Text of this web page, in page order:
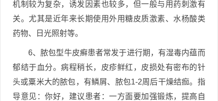
机制较为复杂，诱发因素也较多，但一般与用药刺激有
关。尤其是近年来长期使用外用糖皮质激素、水杨酸类
药物、日光照射等。
6、脓包型牛皮癣患者常发于进行期，有湿毒内蕴而
郁结于血分。病程稍长，皮疹鲜红，皮损处有密布的针
头或粟米大的脓包，有鳞屑、脓包1-2周后干燥结痂。指
导意见：你好，建议患者：一方面要加强锻炼，提高自